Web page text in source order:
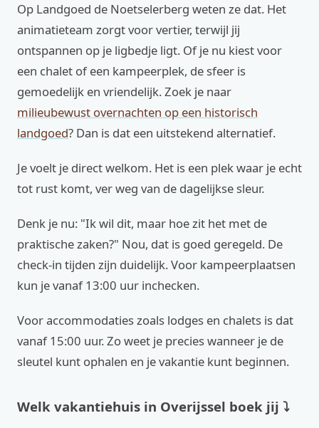
Op Landgoed de Noetselerberg weten ze dat. Het
animatieteam zorgt voor vertier, terwijl jij
ontspannen op je ligbedje ligt. Of je nu kiest voor
een chalet of een kampeerplek, de sfeer is
gemoedelijk en vriendelijk. Zoek je naar
milieubewust overnachten op een historisch
landgoed? Dan is dat een uitstekend alternatief.
Je voelt je direct welkom. Het is een plek waar je echt
tot rust komt, ver weg van de dagelijkse sleur.
Denk je nu: "Ik wil dit, maar hoe zit het met de
praktische zaken?" Nou, dat is goed geregeld. De
check-in tijden zijn duidelijk. Voor kampeerplaatsen
kun je vanaf 13:00 uur inchecken.
Voor accommodaties zoals lodges en chalets is dat
vanaf 15:00 uur. Zo weet je precies wanneer je de
sleutel kunt ophalen en je vakantie kunt beginnen.
Welk vakantiehuis in Overijssel boek jij ⤵